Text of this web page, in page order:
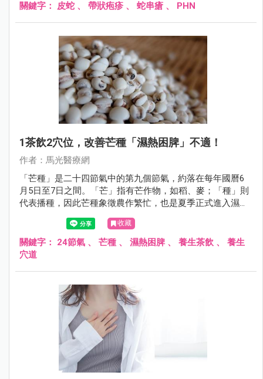
關鍵字： 皮蛇 、 帶狀疱疹 、 蛇串瘡 、 PHN
1茶飲2穴位，改善芒種「濕熱困脾」不適！
作者：馬光醫療網
「芒種」是二十四節氣中的第九個節氣，約落在每年國曆6
月5日至7日之間。「芒」指有芒作物，如稻、麥；「種」則
代表播種，因此芒種象徵農作繁忙，也是夏季正式進入濕熱
階段的重要節氣。
收藏
關鍵字： 24節氣 、 芒種 、 濕熱困脾、 養生茶飲 、 養生
穴道